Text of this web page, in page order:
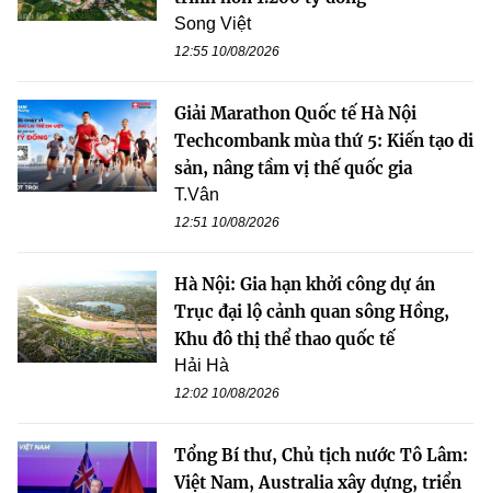
Song Việt
12:55 10/08/2026
Giải Marathon Quốc tế Hà Nội
Techcombank mùa thứ 5: Kiến tạo di
sản, nâng tầm vị thế quốc gia
T.Vân
12:51 10/08/2026
Hà Nội: Gia hạn khởi công dự án
Trục đại lộ cảnh quan sông Hồng,
Khu đô thị thể thao quốc tế
Hải Hà
12:02 10/08/2026
Tổng Bí thư, Chủ tịch nước Tô Lâm:
Việt Nam, Australia xây dựng, triển